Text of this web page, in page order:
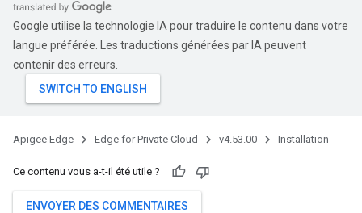
Google utilise la technologie IA pour traduire le contenu dans votre
langue préférée. Les traductions générées par IA peuvent
contenir des erreurs.
Apigee Edge Edge for Private Cloud v4.53.00 Installation
Ce contenu vous a-t-il été utile ?
ENVOYER DES COMMENTAIRES